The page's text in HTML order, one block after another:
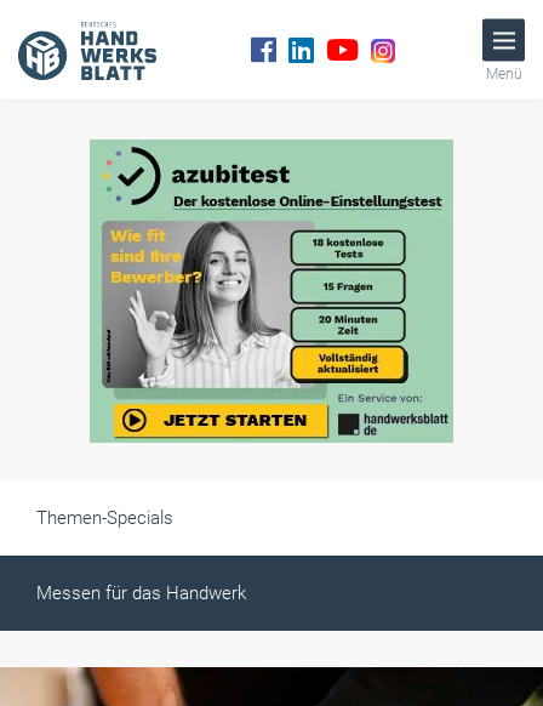
Menü
Themen-Specials
Messen für das Handwerk